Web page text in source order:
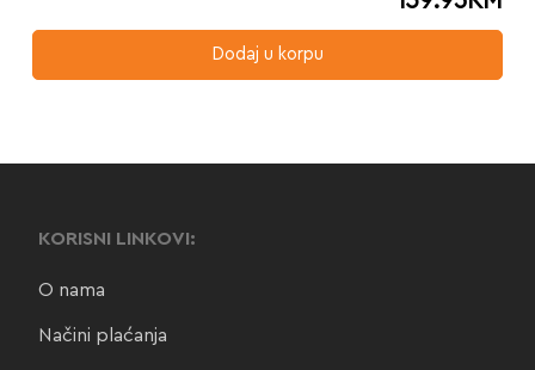
Dodaj u korpu
KORISNI LINKOVI:
O nama
Načini plaćanja